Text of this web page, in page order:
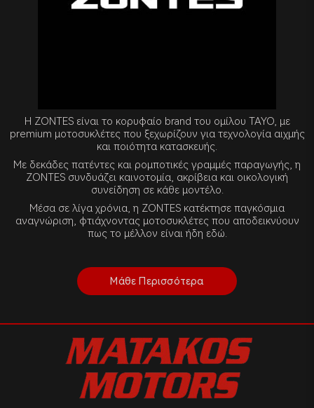
Η ZONTES είναι το κορυφαίο brand του ομίλου TAYO, με
premium μοτοσυκλέτες που ξεχωρίζουν για τεχνολογία αιχμής
και ποιότητα κατασκευής.
Με δεκάδες πατέντες και ρομποτικές γραμμές παραγωγής, η
ZONTES συνδυάζει καινοτομία, ακρίβεια και οικολογική
συνείδηση σε κάθε μοντέλο.
Μέσα σε λίγα χρόνια, η ZONTES κατέκτησε παγκόσμια
αναγνώριση, φτιάχνοντας μοτοσυκλέτες που αποδεικνύουν
πως το μέλλον είναι ήδη εδώ.
Μάθε Περισσότερα